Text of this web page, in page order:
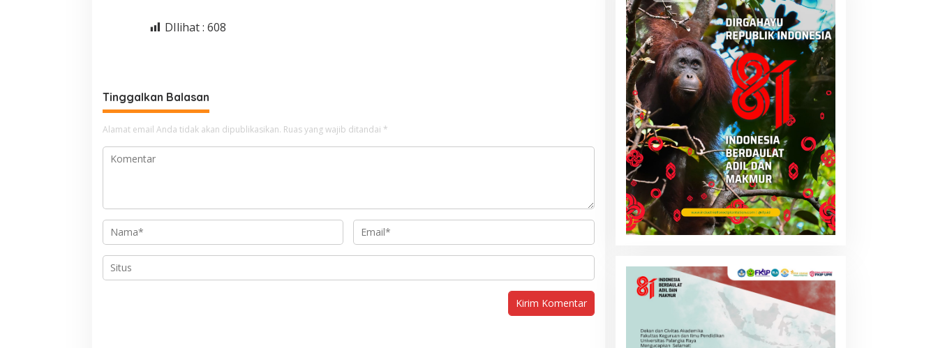
DIlihat : 608
Tinggalkan Balasan
Alamat email Anda tidak akan dipublikasikan. Ruas yang wajib ditandai *